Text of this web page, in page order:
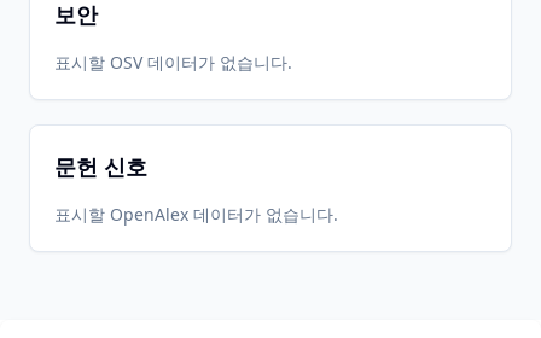
보안
표시할 OSV 데이터가 없습니다.
문헌 신호
표시할 OpenAlex 데이터가 없습니다.